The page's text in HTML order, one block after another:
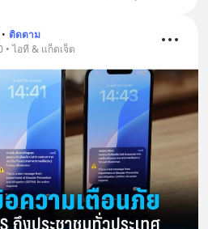
• ติดตาม
• ไอที & แก็ดเจ็ต